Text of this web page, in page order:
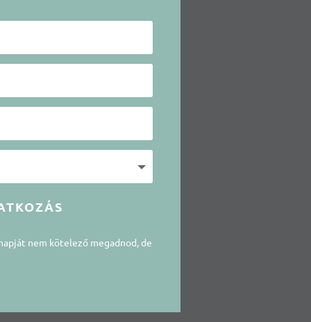
nem kötelező megadnod, de